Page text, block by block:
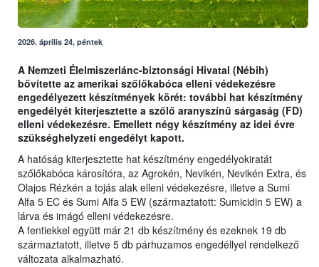
2026. április 24, péntek
A Nemzeti Élelmiszerlánc-biztonsági Hivatal (Nébih)
bővítette az amerikai szőlőkabóca elleni védekezésre
engedélyezett készítmények körét: további hat készítmény
engedélyét kiterjesztette a szőlő aranyszínű sárgaság (FD)
elleni védekezésre. Emellett négy készítmény az idei évre
szükséghelyzeti engedélyt kapott.
A hatóság kiterjesztette hat készítmény engedélyokiratát
szőlőkabóca károsítóra, az Agrokén, Nevikén, Nevikén Extra, és
Olajos Rézkén a tojás alak elleni védekezésre, illetve a Sumi
Alfa 5 EC és Sumi Alfa 5 EW (származtatott: Sumicidin 5 EW) a
lárva és imágó elleni védekezésre.
A fentiekkel együtt már 21 db készítmény és ezeknek 19 db
származtatott, illetve 5 db párhuzamos engedéllyel rendelkező
változata alkalmazható.